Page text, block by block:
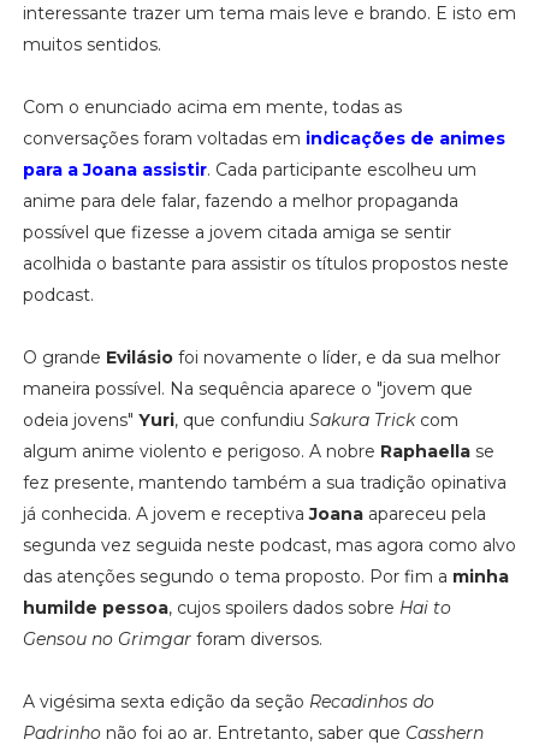
interessante trazer um tema mais leve e brando. E isto em
muitos sentidos.
Com o enunciado acima em mente, todas as
conversações foram voltadas em indicações de animes
para a Joana assistir. Cada participante escolheu um
anime para dele falar, fazendo a melhor propaganda
possível que fizesse a jovem citada amiga se sentir
acolhida o bastante para assistir os títulos propostos neste
podcast.
O grande Evilásiofoi novamente o líder, e da sua melhor
maneira possível. Na sequência aparece o "jovem que
odeia jovens" Yuri, que confundiu Sakura Trickcom
algum anime violento e perigoso. A nobre Raphaellase
fez presente, mantendo também a sua tradição opinativa
já conhecida. A jovem e receptivaJoanaapareceu pela
segunda vez seguida neste podcast, mas agora como alvo
das atenções segundo o tema proposto. Por fim a minha
humilde pessoa, cujos spoilers dados sobre Hai to
Gensou no Grimgarforam diversos.
A vigésima sexta edição da seção Recadinhos do
Padrinhonão foi ao ar. Entretanto, saber que Casshern